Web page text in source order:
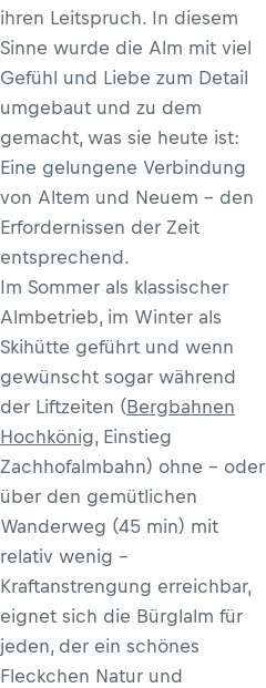
ihren Leitspruch. In diesem
Sinne wurde die Alm mit viel
Gefühl und Liebe zum Detail
umgebaut und zu dem
gemacht, was sie heute ist:
Eine gelungene Verbindung
von Altem und Neuem - den
Erfordernissen der Zeit
entsprechend.
Im Sommer als klassischer
Almbetrieb, im Winter als
Skihütte geführt und wenn
gewünscht sogar während
der Liftzeiten (Bergbahnen
Hochkönig, Einstieg
Zachhofalmbahn) ohne - oder
über den gemütlichen
Wanderweg (45 min) mit
relativ wenig -
Kraftanstrengung erreichbar,
eignet sich die Bürglalm für
jeden, der ein schönes
Fleckchen Natur und